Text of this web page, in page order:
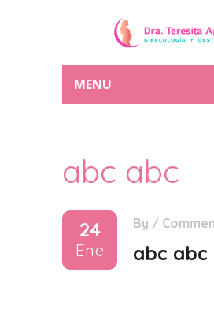
MENU
abc abc
24
Ene
By /
abc abc